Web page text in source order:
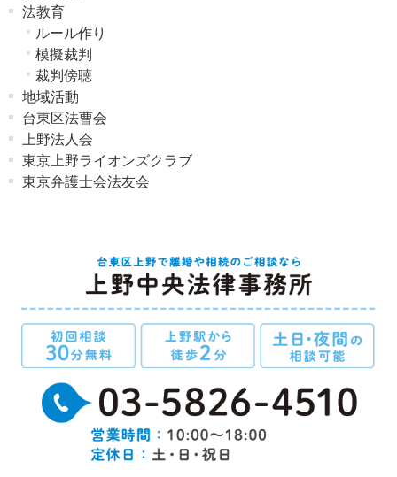
法教育
ルール作り
模擬裁判
裁判傍聴
地域活動
台東区法曹会
上野法人会
東京上野ライオンズクラブ
東京弁護士会法友会